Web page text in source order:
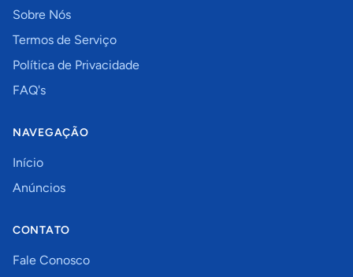
Sobre Nós
Termos de Serviço
Política de Privacidade
FAQ's
NAVEGAÇÃO
Início
Anúncios
CONTATO
Fale Conosco